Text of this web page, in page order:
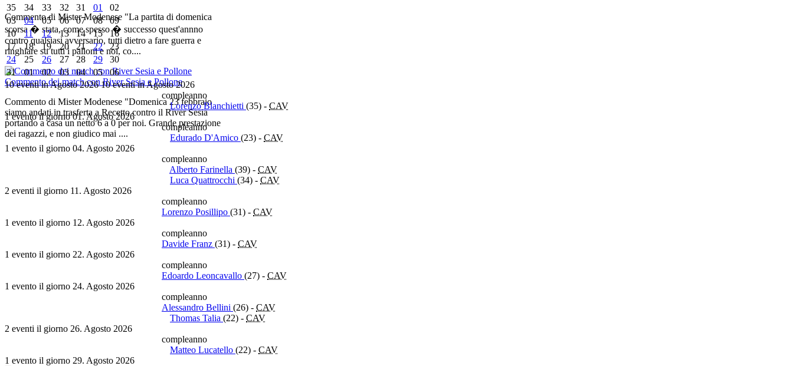
Commento di Mister Modenese "La partita di domenica
scorsa � stata, come spesso � successo quest'annno
contro qualsiasi avversario, tutti dietro a fare guerra e
ringhiare su tutti i palloni e noi, co....
Commento dei match con River Sesia e Pollone
Commento di Mister Modenese "Domenica 23 febbraio
siamo andati in trasferta a Recetto contro il River Sesia
portando a casa un netto 6 a 0 per noi. Grande prestazione
dei ragazzi, e non giudico mai ....
35
34 33 32 31 01
02
03
04 05 06 07 08
09
10
11 12 13 14 15
16
17
18 19 20 21 22
23
24
25 26 27 28 29
30
31
01 02 03 04 05
06
10 eventi in Agosto 2026 10 eventi in Agosto 2026
compleanno
Lorenzo Blanchietti (35) - CAV
1 evento il giorno 01. Agosto 2026
compleanno
Edurado D'Amico (23) - CAV
1 evento il giorno 04. Agosto 2026
compleanno
Alberto Farinella (39) - CAV
Luca Quattrocchi (34) - CAV
2 eventi il giorno 11. Agosto 2026
compleanno
Lorenzo Posillipo (31) - CAV
1 evento il giorno 12. Agosto 2026
compleanno
Davide Franz (31) - CAV
1 evento il giorno 22. Agosto 2026
compleanno
Edoardo Leoncavallo (27) - CAV
1 evento il giorno 24. Agosto 2026
compleanno
Alessandro Bellini (26) - CAV
Thomas Talia (22) - CAV
2 eventi il giorno 26. Agosto 2026
compleanno
Matteo Lucatello (22) - CAV
1 evento il giorno 29. Agosto 2026